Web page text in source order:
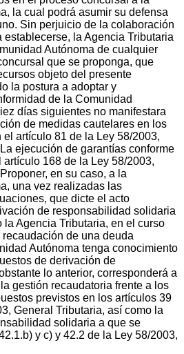
la cual podrá asumir su defensa
Sin perjuicio de la colaboración
la Agencia Tributaria
Autónoma de cualquier
que se proponga, que
objeto del presente
la postura a adoptar y
de la Comunidad
días siguientes no manifestara
de medidas cautelares en los
artículo 81 de la Ley 58/2003,
ejecución de garantías conforme
168 de la Ley 58/2003,
en su caso, a la
una vez realizadas las
que dicte el acto
de responsabilidad solidaria
Agencia Tributaria, en el curso
de una deuda
Autónoma tenga conocimiento
de derivación de
lo anterior, corresponderá a
gestión recaudatoria frente a los
previstos en los artículos 39
General Tributaria, así como la
solidaria a que se
y c) y 42.2 de la Ley 58/2003,